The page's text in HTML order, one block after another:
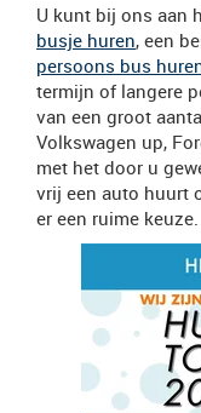
U kunt bij ons aan
busje huren, een
persoons bus
termijn of langere
van een groot
Volkswagen up,
met het door u
vrij een auto huurt
er een ruime keuze.